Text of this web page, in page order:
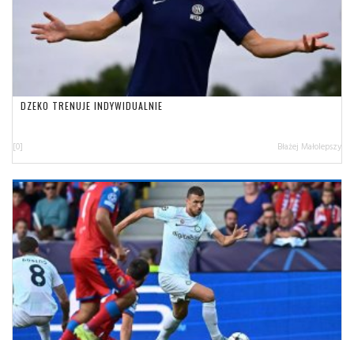
DZEKO TRENUJE INDYWIDUALNIE
[0] Błażej Małolepszy